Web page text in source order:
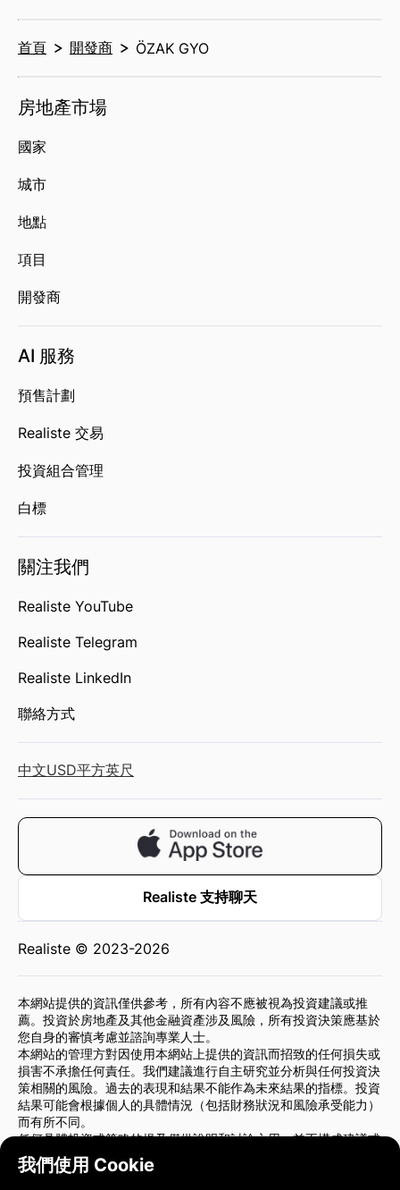
我們使用 Cookie
首頁 開發商 ÖZAK GYO
房地產市場
國家
城市
地點
項目
開發商
AI 服務
預售計劃
Realiste 交易
投資組合管理
白標
關注我們
Realiste YouTube
Realiste Telegram
Realiste LinkedIn
聯絡方式
中文USD平方英尺
Realiste 支持聊天
Realiste © 2023-2026
本網站提供的資訊僅供參考，所有內容不應被視為投資建議或推
薦。投資於房地產及其他金融資產涉及風險，所有投資決策應基於
您自身的審慎考慮並諮詢專業人士。
本網站的管理方對因使用本網站上提供的資訊而招致的任何損失或
損害不承擔任何責任。我們建議進行自主研究並分析與任何投資決
策相關的風險。過去的表現和結果不能作為未來結果的指標。投資
結果可能會根據個人的具體情況（包括財務狀況和風險承受能力）
而有所不同。
任何具體投資或策略的提及僅供說明和討論之用，並不構成建議或
背書。此類提及不一定反映本網站管理方的觀點。
我們強烈建議您在做出任何投資決策前，諮詢財務顧問或法律顧